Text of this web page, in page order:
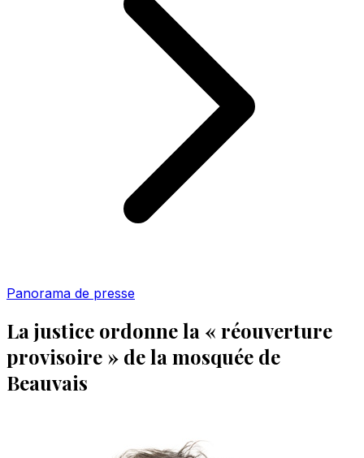
Panorama de presse
La justice ordonne la « réouverture
provisoire » de la mosquée de
Beauvais